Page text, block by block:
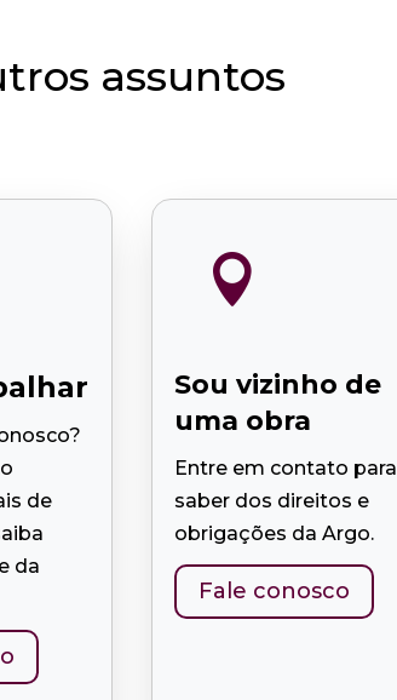
assuntos
de
da

Sou vizinho de
uma obra
Entre em contato para
saber dos direitos e
obrigações da Argo.
Fale conosco